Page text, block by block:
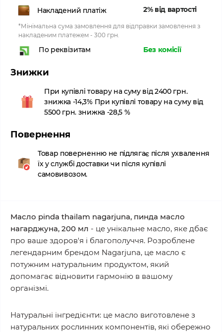
Накладений платіж 2% від вартості
*Мінімальна сума замовлення для відправки замовлення з
накладеним платежем - 300 грн.
По реквізитам Без комісії
Знижки
При купівлі товару на суму від 2400 грн.
знижка -14,3% При купівлі товару на суму від
5500 грн. знижка -28,5 %
Повернення
Товар поверненню не підлягає після ухвалення
їх у службі доставки чи після купівлі
самовивозом.
Масло pinda thailam nagarjuna, пинда масло
нагарджуна, 200 мл - це унікальне масло, яке дбає
про ваше здоров'я і благополуччя. Розроблене
легендарним брендом Nagarjuna, це масло є
потужним натуральним продуктом, який
допомагає відновити гармонію в вашому
організмі.
Натуральні інгредієнти: це масло виготовлене з
натуральних рослинних компонентів, які обережно